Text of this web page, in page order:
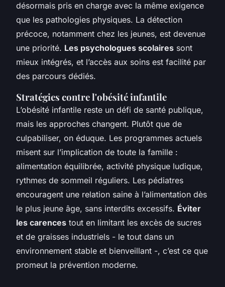
désormais pris en charge avec la même exigence
que les pathologies physiques. La détection
précoce, notamment chez les jeunes, est devenue
une priorité. Les psychologues scolaires sont
mieux intégrés, et l’accès aux soins est facilité par
des parcours dédiés.
Stratégies contre l'obésité infantile
L’obésité infantile reste un défi de santé publique,
mais les approches changent. Plutôt que de
culpabiliser, on éduque. Les programmes actuels
misent sur l’implication de toute la famille :
alimentation équilibrée, activité physique ludique,
rythmes de sommeil réguliers. Les pédiatres
encouragent une relation saine à l’alimentation dès
le plus jeune âge, sans interdits excessifs. Éviter
les carences tout en limitant les excès de sucres
et de graisses industriels - le tout dans un
environnement stable et bienveillant -, c’est ce que
promeut la prévention moderne.